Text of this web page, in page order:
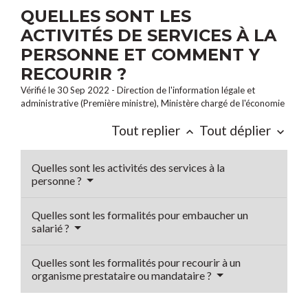
QUELLES SONT LES
ACTIVITÉS DE SERVICES À LA
PERSONNE ET COMMENT Y
RECOURIR ?
Vérifié le 30 Sep 2022 - Direction de l'information légale et
administrative (Première ministre), Ministère chargé de l'économie
Tout replier keyboard_arrow_up Tout déplier keyboard_arrow_down
Quelles sont les activités des services à la
personne ?
Quelles sont les formalités pour embaucher un
salarié ?
Quelles sont les formalités pour recourir à un
organisme prestataire ou mandataire ?